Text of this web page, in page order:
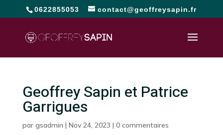
0622855053 contact@geoffreysapin.fr
Geoffrey Sapin et Patrice
Garrigues
par gsadmin | Nov 24, 2023 | 0 commentaires